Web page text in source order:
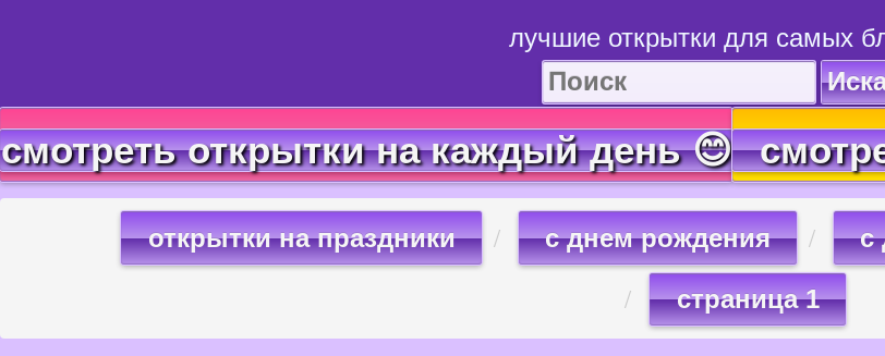
лучшие открытки для самых
смотреть открытки на каждый день 😊
открытки на праздники с днем рождения с
страница 1